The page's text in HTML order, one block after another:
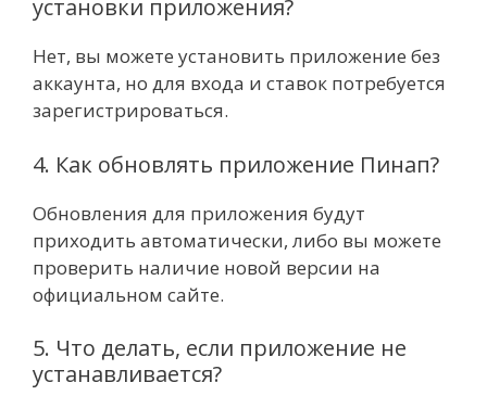
установки приложения?
Нет, вы можете установить приложение без
аккаунта, но для входа и ставок потребуется
зарегистрироваться.
4. Как обновлять приложение Пинап?
Обновления для приложения будут
приходить автоматически, либо вы можете
проверить наличие новой версии на
официальном сайте.
5. Что делать, если приложение не
устанавливается?